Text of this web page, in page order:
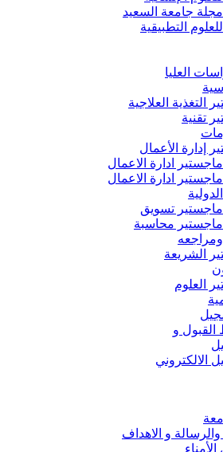
مجلة جامعة السعيد
للعلوم التطبيقية
العليا
التغذية العلاجية
تقنية
إدارة الأعمال
ماجستير ادارة الاعمال
ماجستير ادارة الاعمال
الدولية
ماجستير تسويق
ماجستير محاسبة
ومراجعه
الشريعة
العلوم
و
الالكتروني
والرسالة و الاهداف